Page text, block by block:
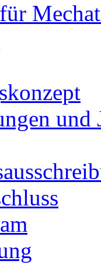
und